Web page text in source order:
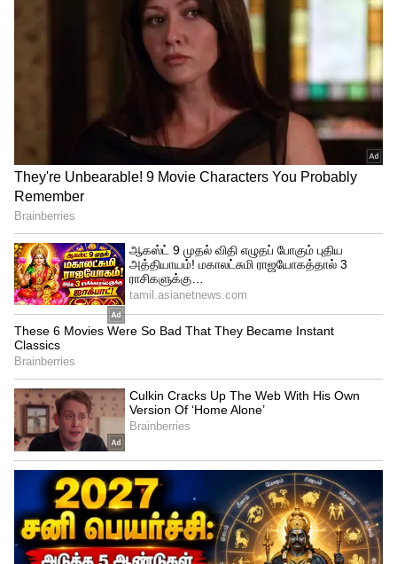
தனது தந்தை ஜெயராஜுக்கு என்னை
கொல்ல பார்க்கிறார்கள் என தகவல்
தெரிவித்துள்ளார். இந்த நிலையில்
படுகாயம் அடைந்த அவர் சிகிச்சைக்காக
ராமநாதபுரம் அரசு மருத்துவமனைக்கு
கொண்டு செல்லப்பட்ட நிலையில் சிகிச்சை
பலன் இன்றி உயிரிழந்தார். முன்னதாக
சிகிச்சை பெற்று வந்தபோது அவர் அளித்த
மரண வாக்குமூலத்தில், தனது மாமனார்
ஜேசு தன் மீது பெட்ரோல் ஊற்றியதாக
தெரிவித்தார்.
கிங்ஸ் வெற்றி...